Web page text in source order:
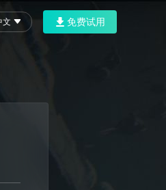
文 免费试用